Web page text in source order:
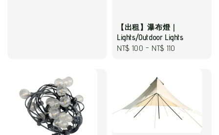
【出租】瀑布燈｜
Lights/Outdoor Lights
Regular
NT$ 100 - NT$ 110